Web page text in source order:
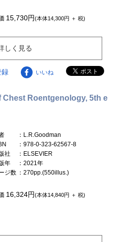
15,730円(本体14,300円 ＋ 税)
しく見る
録 いいね
Roentgenology, 5th e
：L.R.Goodman
：978-0-323-62567-8
社
：ELSEVIER
年
：2021年
ジ数 ：270pp.(550illus.)
16,324円(本体14,840円 ＋ 税)